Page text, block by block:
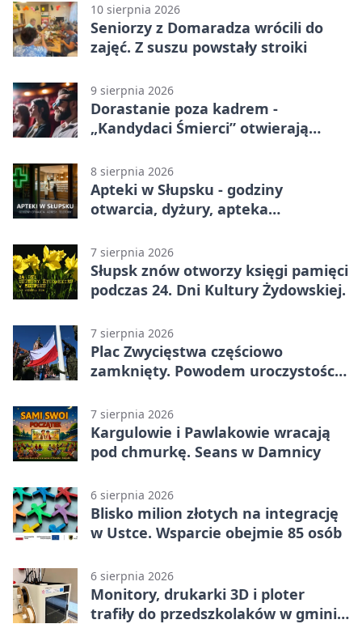
10 sierpnia 2026
Seniorzy z Domaradza wrócili do
zajęć. Z suszu powstały stroiki
9 sierpnia 2026
Dorastanie poza kadrem -
„Kandydaci Śmierci” otwierają
8 sierpnia 2026
Apteki w Słupsku - godziny
otwarcia, dyżury, apteka
7 sierpnia 2026
Słupsk znów otworzy księgi pamięci
podczas 24. Dni Kultury Żydowskiej.
7 sierpnia 2026
Plac Zwycięstwa częściowo
zamknięty. Powodem uroczystości
7 sierpnia 2026
Kargulowie i Pawlakowie wracają
pod chmurkę. Seans w Damnicy
6 sierpnia 2026
Blisko milion złotych na integrację
w Ustce. Wsparcie obejmie 85 osób
6 sierpnia 2026
Monitory, drukarki 3D i ploter
trafiły do przedszkolaków w gminie